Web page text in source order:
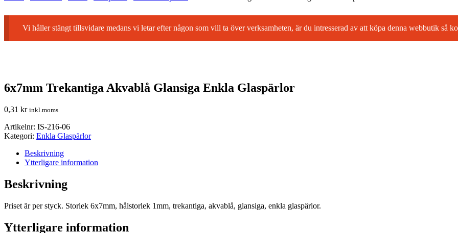
Vi håller stängt tillsvidare medans vi letar efter någon som vill ta över verksamheten, är du intresserad av att köpa denna webbutik så
6x7mm Trekantiga Akvablå Glansiga Enkla Glaspärlor
0,31 kr inkl.moms
Artikelnr: IS-216-06
Kategori: Enkla Glaspärlor
Beskrivning
Ytterligare information
Beskrivning
Priset är per styck. Storlek 6x7mm, hålstorlek 1mm, trekantiga, akvablå, glansiga, enkla glaspärlor.
Ytterligare information